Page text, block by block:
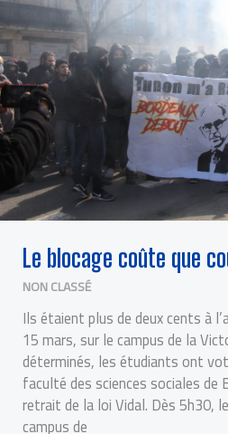
Le blocage coûte que
NON CLASSÉ
Ils étaient plus de deux cents à
15 mars, sur le campus de la
déterminés, les étudiants ont
faculté des sciences sociales de
retrait de la loi Vidal. Dès 5h30,
campus de